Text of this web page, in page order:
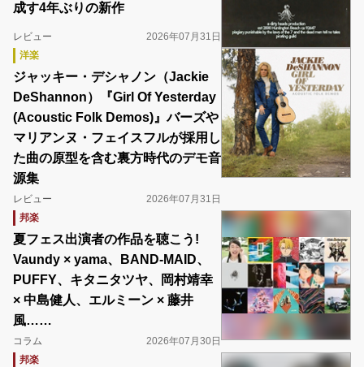
成す4年ぶりの新作
レビュー
2026年07月31日
洋楽
ジャッキー・デシャノン（Jackie
DeShannon）『Girl Of Yesterday
(Acoustic Folk Demos)』バーズや
マリアンヌ・フェイスフルが採用し
た曲の原型を含む裏方時代のデモ音
源集
レビュー
2026年07月31日
邦楽
夏フェス出演者の作品を聴こう!
Vaundy × yama、BAND-MAID、
PUFFY、キタニタツヤ、岡村靖幸
× 中島健人、エルミーン × 藤井
風……
コラム
2026年07月30日
邦楽